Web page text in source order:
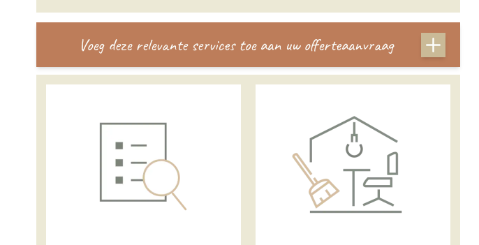
Voeg deze relevante services toe aan uw offerteaanvraag